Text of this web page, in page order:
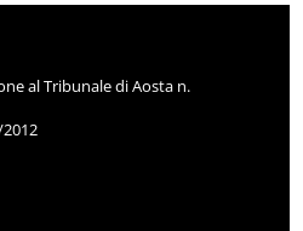
al Tribunale di Aosta n.